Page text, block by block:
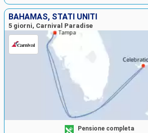
BAHAMAS, STATI UNITI
5 giorni, Carnival Paradise
Pensione completa